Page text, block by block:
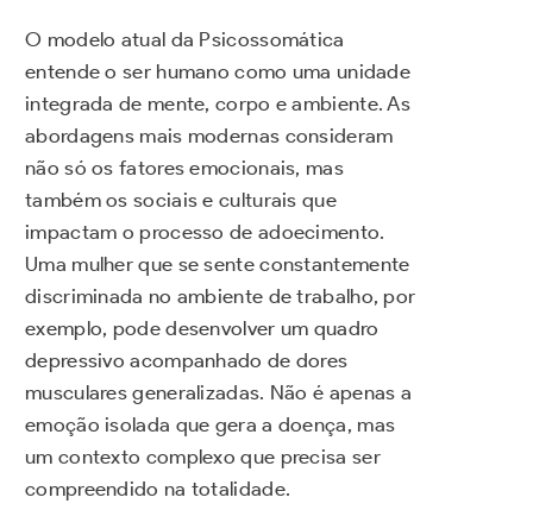
O modelo atual da Psicossomática
entende o ser humano como uma unidade
integrada de mente, corpo e ambiente. As
abordagens mais modernas consideram
não só os fatores emocionais, mas
também os sociais e culturais que
impactam o processo de adoecimento.
Uma mulher que se sente constantemente
discriminada no ambiente de trabalho, por
exemplo, pode desenvolver um quadro
depressivo acompanhado de dores
musculares generalizadas. Não é apenas a
emoção isolada que gera a doença, mas
um contexto complexo que precisa ser
compreendido na totalidade.